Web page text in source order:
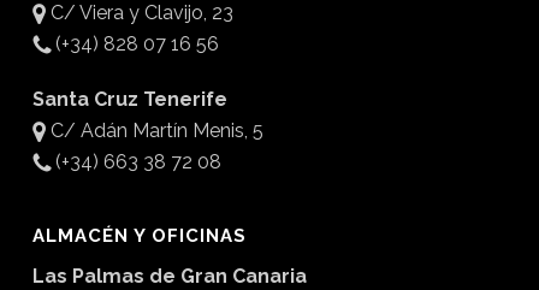
C/ Viera y Clavijo, 23
(+34) 828 07 16 56
Santa Cruz Tenerife
C/ Adán Martín Menis, 5
(+34) 663 38 72 08
ALMACÉN Y OFICINAS
Las Palmas de Gran Canaria